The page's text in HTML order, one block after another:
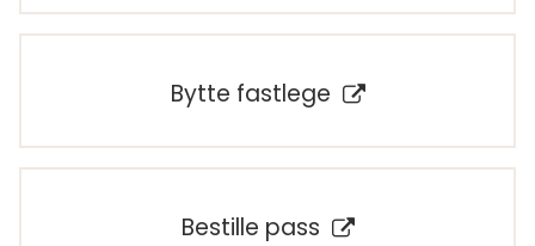
Bytte fastlege
Bestille pass